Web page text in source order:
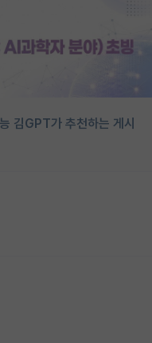
김GPT가 추천하는 게시